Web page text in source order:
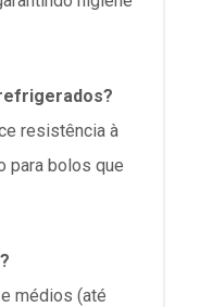
resistência à
para bolos que
médios (até